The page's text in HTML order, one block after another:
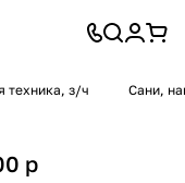
техника, з/ч Сани,
p